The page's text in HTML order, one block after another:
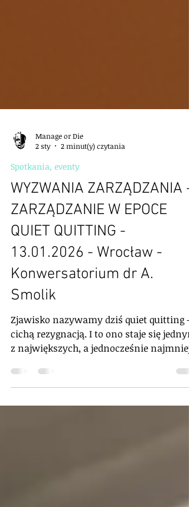
Manage or Die
2 sty
2 minut(y) czytania
Spotkania, eventy
WYZWANIA ZARZĄDZANIA -
ZARZĄDZANIE W EPOCE
QUIET QUITTING -
13.01.2026 - Wrocław -
Konwersatorium dr A.
Smolik
Zjawisko nazywamy dziś quiet quitting –
z największych, a jednocześnie najmniej
zrozumianych wyzwań współczesnego
zarządzania.